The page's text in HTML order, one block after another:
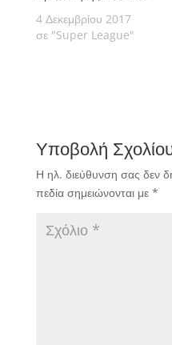
4 Δεκεμβρίου 2017
σε "Super League"
Υποβολή
Η ηλ. διεύθυνση σας δεν
πεδία σημειώνονται με *